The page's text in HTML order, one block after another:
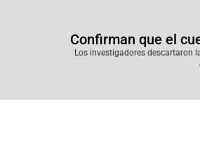
Confirman que el
Los investigadores descartaron